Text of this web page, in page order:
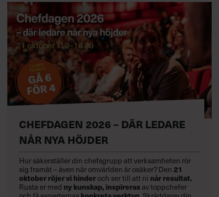
CHEFDAGEN 2026 – DÄR LEDARE
NÅR NYA HÖJDER
Hur säkerställer din chefsgrupp att verksamheten rör
sig framåt – även när omvärlden är osäker? Den 21
oktoberröjer vi hinder och ser till att ni når resultat.
Rusta er med ny kunskap, inspirerasav toppchefer